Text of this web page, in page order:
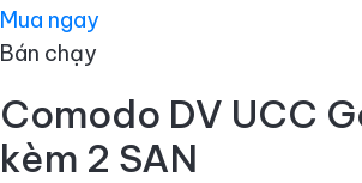
Mua ngay
Bán chạy
Comodo DV UCC
kèm 2 SAN